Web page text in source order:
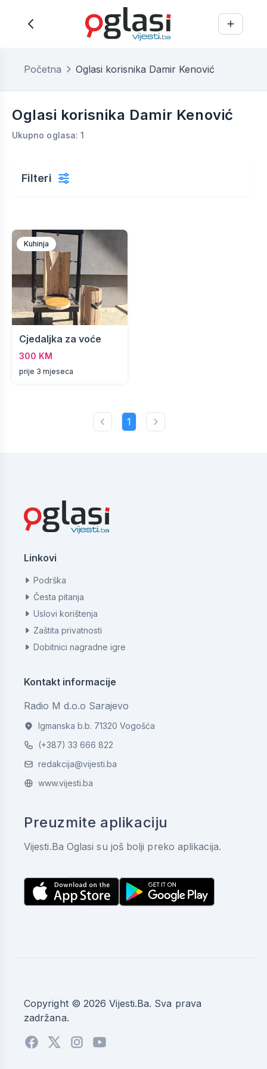
Početna Oglasi korisnika Damir Kenović
Oglasi korisnika Damir Kenović
Ukupno oglasa: 1
Filteri
Kuhinja
Cjedaljka za voće
300 KM
prije 3 mjeseca
1
Linkovi
Podrška
Česta pitanja
Uslovi korištenja
Zaštita privatnosti
Dobitnici nagradne igre
Kontakt informacije
Radio M d.o.o Sarajevo
Igmanska b.b. 71320 Vogošća
(+387) 33 666 822
redakcija@vijesti.ba
www.vijesti.ba
Preuzmite aplikaciju
Vijesti.Ba Oglasi su još bolji preko aplikacija.
Copyright © 2026 Vijesti.Ba. Sva prava
zadržana.